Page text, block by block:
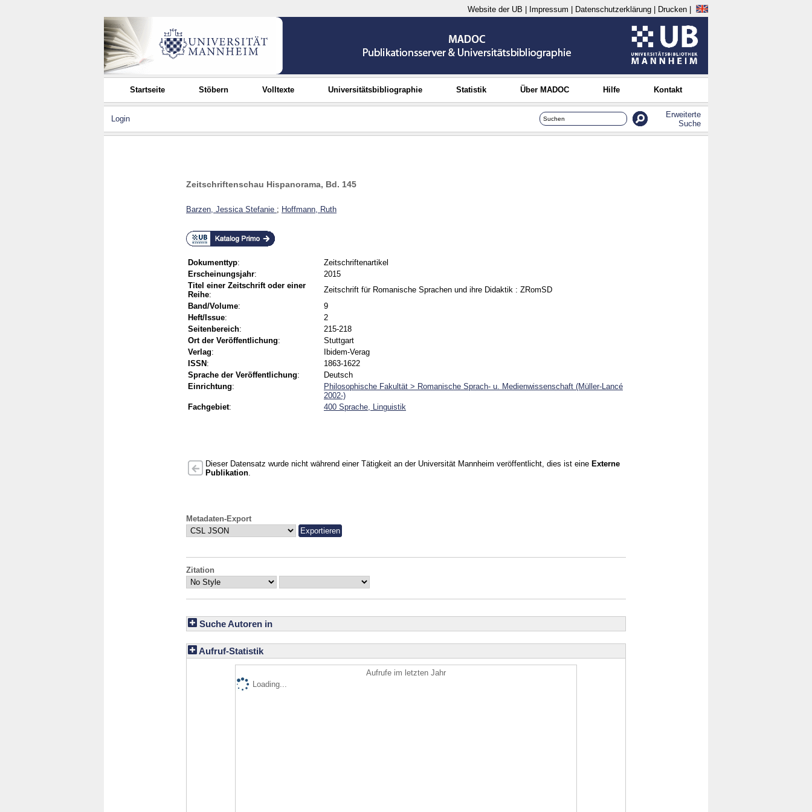
Website der UB Impressum Datenschutzerklärung Drucken
Startseite Stöbern Volltexte Universitätsbibliographie Statistik Über MADOC Hilfe Kontakt
Login
Erweiterte
Suche
Zeitschriftenschau Hispanorama, Bd. 145
Barzen, Jessica Stefanie ; Hoffmann, Ruth
Dokumenttyp:
Zeitschriftenartikel
Erscheinungsjahr:
2015
Titel einer Zeitschrift oder einer
Reihe:
Zeitschrift für Romanische Sprachen und ihre Didaktik : ZRomSD
Band/Volume:
9
Heft/Issue:
2
Seitenbereich:
215-218
Ort der Veröffentlichung:
Stuttgart
Verlag:
Ibidem-Verag
ISSN :
1863-1622
Sprache der Veröffentlichung:
Deutsch
Einrichtung:
Philosophische Fakultät > Romanische Sprach- u. Medienwissenschaft (Müller-Lancé
2002-)
Fachgebiet: 400 Sprache, Linguistik
Dieser Datensatz wurde nicht während einer Tätigkeit an der Universität Mannheim veröffentlicht, dies ist eine Externe
Publikation
Metadaten-Export
Zitation
Suche Autoren in
Aufruf-Statistik
Aufrufe im letzten Jahr
Loading...